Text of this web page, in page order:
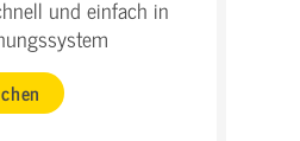
und einfach in